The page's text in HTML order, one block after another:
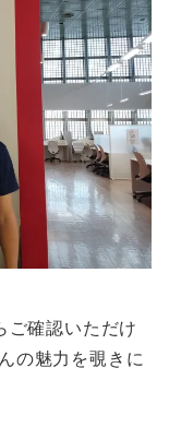
ご確認いただけ
の魅力を覗きに